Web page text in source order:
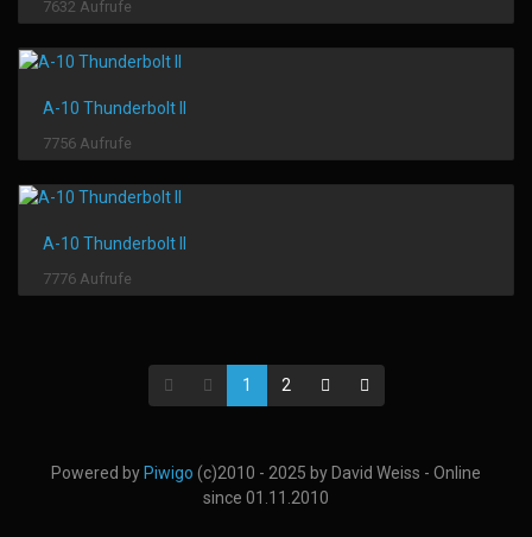
7632 Aufrufe
A-10 Thunderbolt II
7756 Aufrufe
A-10 Thunderbolt II
7776 Aufrufe
1 2
Powered by Piwigo (c)2010 - 2025 by David Weiss - Online
since 01.11.2010